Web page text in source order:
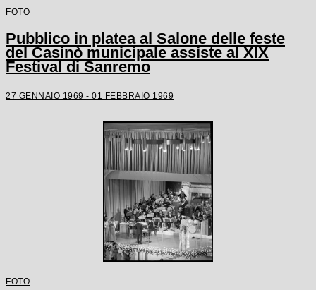
FOTO
Pubblico in platea al Salone delle feste
del Casinò municipale assiste al XIX
Festival di Sanremo
27 GENNAIO 1969 - 01 FEBBRAIO 1969
FOTO